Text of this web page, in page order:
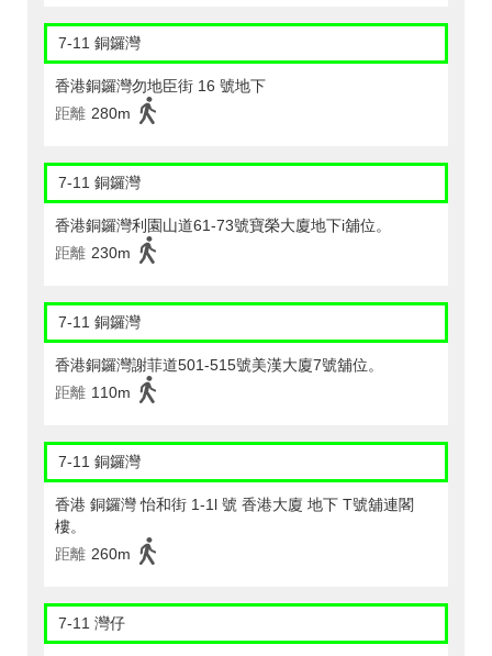
7-11 銅鑼灣
香港銅鑼灣勿地臣街 16 號地下
距離 280m
7-11 銅鑼灣
香港銅鑼灣利園山道61-73號寶榮大廈地下i舖位。
距離 230m
7-11 銅鑼灣
香港銅鑼灣謝菲道501-515號美漢大廈7號舖位。
距離 110m
7-11 銅鑼灣
香港 銅鑼灣 怡和街 1-1l 號 香港大廈 地下 T號舖連閣
樓。
距離 260m
7-11 灣仔